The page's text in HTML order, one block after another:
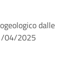
dalle
04/2025